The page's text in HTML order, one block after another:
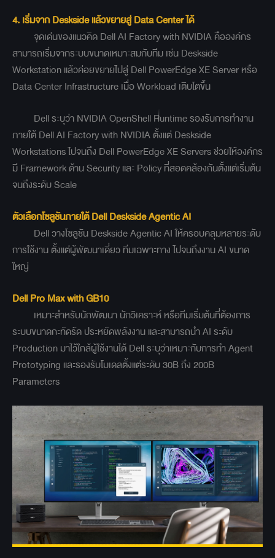
4. เริ่มจาก Deskside แล้วขยายสู่ Data Center ได้
จุดเด่นของแนวคิด Dell AI Factory with NVIDIA คือองค์กร
สามารถเริ่มจากระบบขนาดเหมาะสมกับทีม เช่น Deskside
Workstation แล้วค่อยขยายไปสู่ Dell PowerEdge XE Server หรือ
Data Center Infrastructure เมื่อ Workload เติบโตขึ้น
Dell ระบุว่า NVIDIA OpenShell Runtime รองรับการทำงาน
ภายใต้ Dell AI Factory with NVIDIA ตั้งแต่ Deskside
Workstations ไปจนถึง Dell PowerEdge XE Servers ช่วยให้องค์กร
มี Framework ด้าน Security และ Policy ที่สอดคล้องกันตั้งแต่เริ่มต้น
จนถึงระดับ Scale
ตัวเลือกโซลูชันภายใต้ Dell Deskside Agentic AI
Dell วางโซลูชัน Deskside Agentic AI ให้ครอบคลุมหลายระดับ
การใช้งาน ตั้งแต่ผู้พัฒนาเดี่ยว ทีมเฉพาะทาง ไปจนถึงงาน AI ขนาด
ใหญ่
Dell Pro Max with GB10
เหมาะสำหรับนักพัฒนา นักวิเคราะห์ หรือทีมเริ่มต้นที่ต้องการ
ระบบขนาดกะทัดรัด ประหยัดพลังงาน และสามารถนำ AI ระดับ
Production มาไว้ใกล้ผู้ใช้งานได้ Dell ระบุว่าเหมาะกับการทำ Agent
Prototyping และรองรับโมเดลตั้งแต่ระดับ 30B ถึง 200B
Parameters